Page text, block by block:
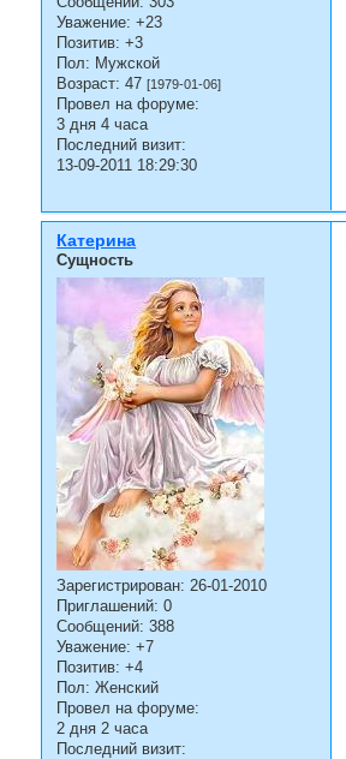
Уважение: +23
Позитив: +3
Пол: Мужской
Возраст: 47[1979-01-06]
Провел на форуме:
3 дня 4 часа
Последний визит:
13-09-2011 18:29:30
Катерина
Сущность
Зарегистрирован: 26-01-2010
Приглашений: 0
Сообщений: 388
Уважение: +7
Позитив: +4
Пол: Женский
Провел на форуме:
2 дня 2 часа
Последний визит: